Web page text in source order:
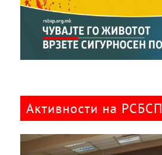
Активности на РСБСП